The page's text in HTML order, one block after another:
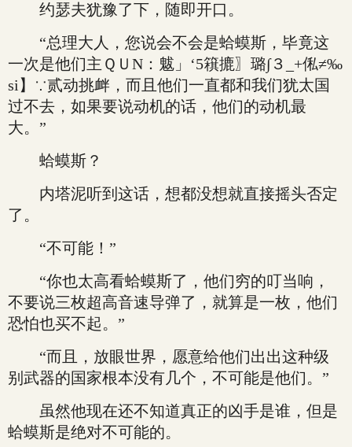
约瑟夫犹豫了下，随即开口。
“总理大人，您说会不会是蛤蟆斯，毕竟这
一次是他们主ＱＵN：魃」‘5簯摝〗璐∫３_+俬≠‰
si】∵贰动挑衅，而且他们一直都和我们犹太国
过不去，如果要说动机的话，他们的动机最
大。”
蛤蟆斯？
内塔泥听到这话，想都没想就直接摇头否定
了。
“不可能！”
“你也太高看蛤蟆斯了，他们穷的叮当响，
不要说三枚超高音速导弹了，就算是一枚，他们
恐怕也买不起。”
“而且，放眼世界，愿意给他们出出这种级
别武器的国家根本没有几个，不可能是他们。”
虽然他现在还不知道真正的凶手是谁，但是
蛤蟆斯是绝对不可能的。